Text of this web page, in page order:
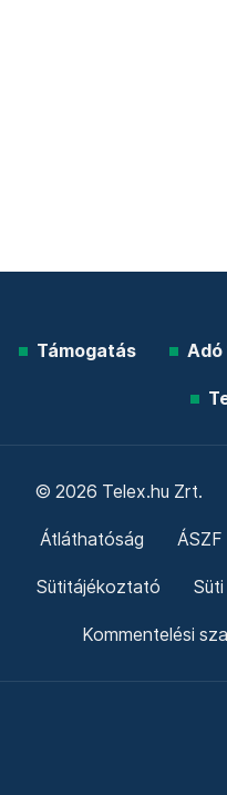
Támogatás Adó
© 2026 Telex.hu Zrt.
Átláthatóság ÁSZF
Sütitájékoztató
Kommentelési